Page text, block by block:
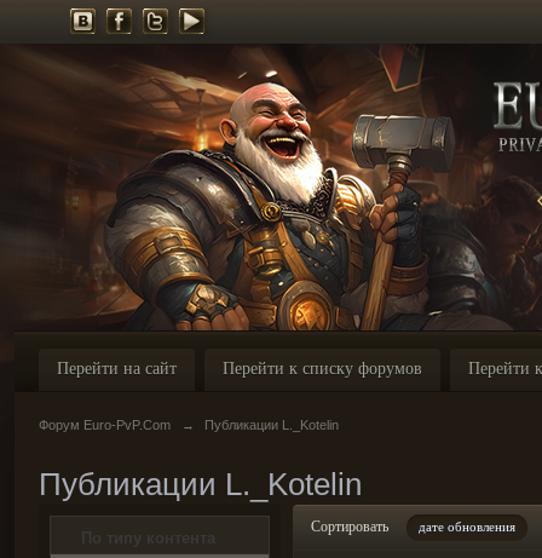
Перейти на сайт Перейти к списку форумов Перейти
Форум Euro-PvP.Com → Публикации L._Kotelin
Публикации L._Kotelin
По типу контента
Сортировать дате обновления